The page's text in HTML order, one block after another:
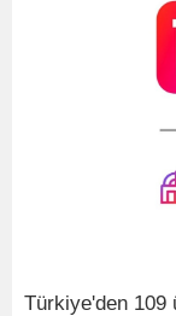
Türkiye'den 109